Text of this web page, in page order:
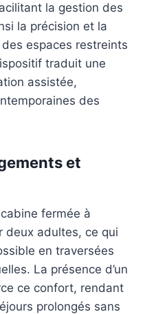
la gestion des
la précision et la
espaces restreints
traduit une
assistée,
des
et
fermée à
deux adultes, ce qui
en traversées
La présence d’un
ce confort, rendant
prolongés sans